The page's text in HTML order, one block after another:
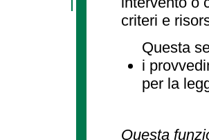
criteri e
Questa
i
per la
Questa